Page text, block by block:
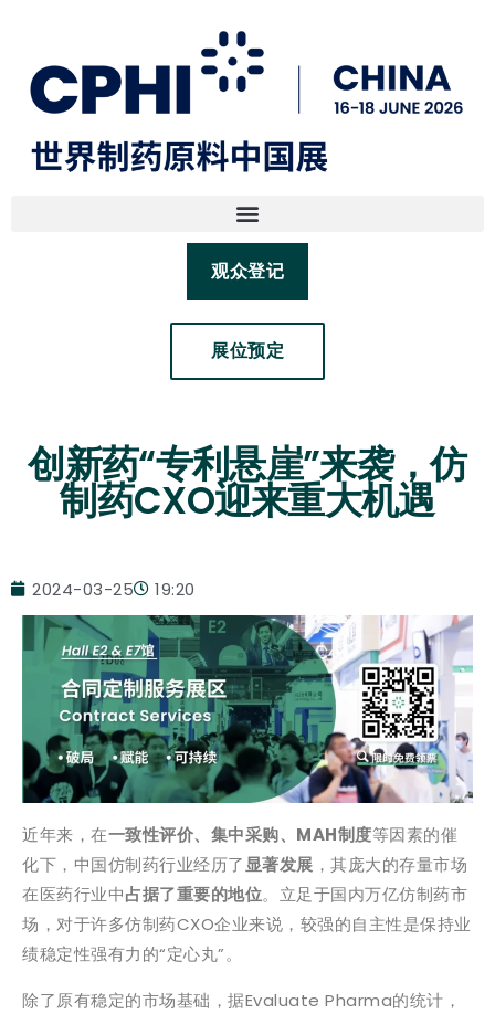
观众登记
展位预定
创新药“专利悬崖”来袭，仿
制药CXO迎来重大机遇
2024-03-25 19:20
近年来，在一致性评价、集中采购、MAH制度等因素的催
化下，中国仿制药行业经历了显著发展 ，其庞大的存量市场
在医药行业中占据了重要的地位。立足于国内万亿仿制药市
场，对于许多仿制药CXO企业来说，较强的自主性是保持业
绩稳定性强有力的“定心丸”。
除了原有稳定的市场基础，据Evaluate Pharma的统计，